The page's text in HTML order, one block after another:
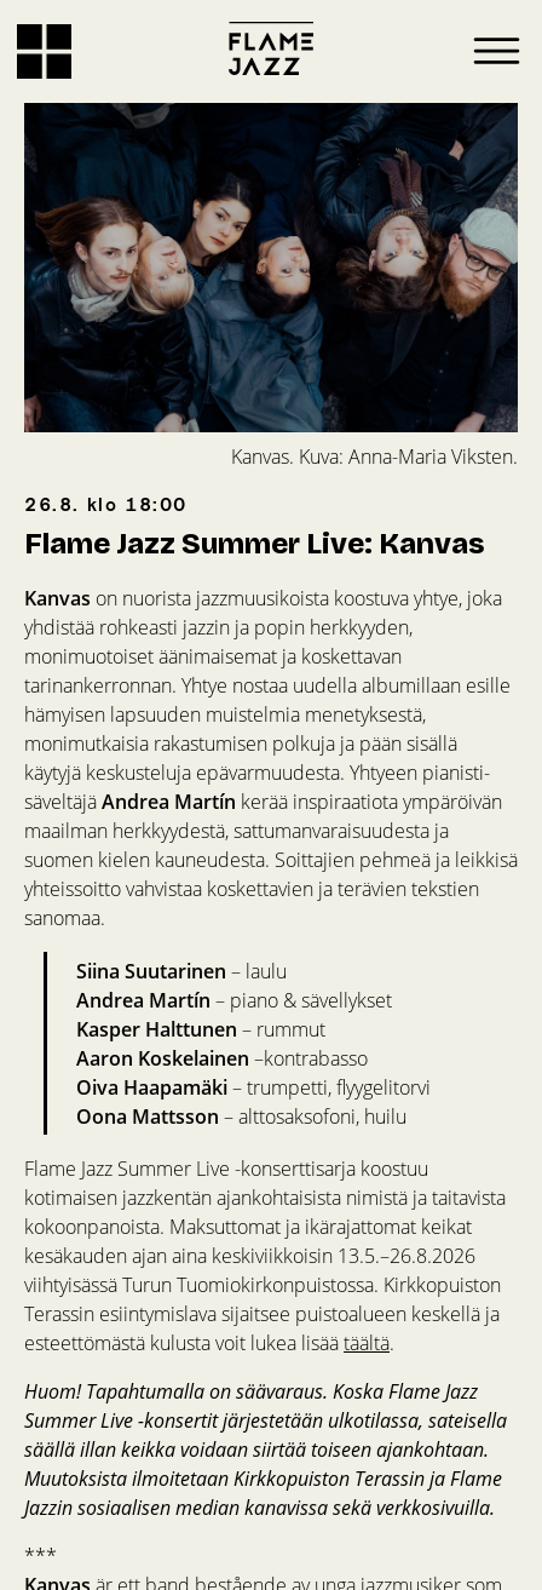
Kanvas. Kuva: Anna-Maria Viksten.
26.8. klo 18:00
Flame Jazz Summer Live: Kanvas
Kanvas on nuorista jazzmuusikoista koostuva yhtye, joka
yhdistää rohkeasti jazzin ja popin herkkyyden,
monimuotoiset äänimaisemat ja koskettavan
tarinankerronnan. Yhtye nostaa uudella albumillaan esille
hämyisen lapsuuden muistelmia menetyksestä,
monimutkaisia rakastumisen polkuja ja pään sisällä
käytyjä keskusteluja epävarmuudesta. Yhtyeen pianisti-
säveltäjäAndrea Martín kerää inspiraatiota ympäröivän
maailman herkkyydestä, sattumanvaraisuudesta ja
suomen kielen kauneudesta. Soittajien pehmeä ja leikkisä
yhteissoitto vahvistaa koskettavien ja terävien tekstien
sanomaa.
Siina Suutarinen – laulu
Andrea Martín – piano & sävellykset
Kasper Halttunen – rummut
Aaron Koskelainen –kontrabasso
Oiva Haapamäki– trumpetti, flyygelitorvi
Oona Mattsson – alttosaksofoni, huilu
Flame Jazz Summer Live -konserttisarja koostuu
kotimaisen jazzkentän ajankohtaisista nimistä ja taitavista
kokoonpanoista. Maksuttomat ja ikärajattomat keikat
kesäkauden ajan aina keskiviikkoisin 13.5.–26.8.2026
viihtyisässä Turun Tuomiokirkonpuistossa. Kirkkopuiston
Terassin esiintymislava sijaitsee puistoalueen keskellä ja
esteettömästä kulusta voit lukea lisäätäältä.
Huom! Tapahtumalla on säävaraus. Koska Flame Jazz
Summer Live -konsertit järjestetään ulkotilassa, sateisella
säällä illan keikka voidaan siirtää toiseen ajankohtaan.
Muutoksista ilmoitetaan Kirkkopuiston Terassin ja Flame
Jazzin sosiaalisen median kanavissa sekä verkkosivuilla.
***
är ett band bestående av unga jazzmusiker som